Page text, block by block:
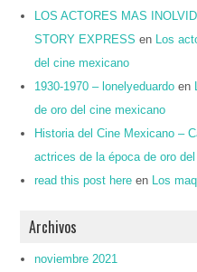
LOS ACTORES MAS
STORY EXPRESS en
Los
del cine mexicano
1930-1970 – lonelyeduardo en
de oro del cine mexicano
Historia del Cine Mexicano –
actrices de la época de oro
read this post here en Los
Archivos
noviembre 2021